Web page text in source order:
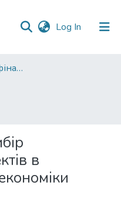
Log In (current)
Факультет обліку та фінансів
в